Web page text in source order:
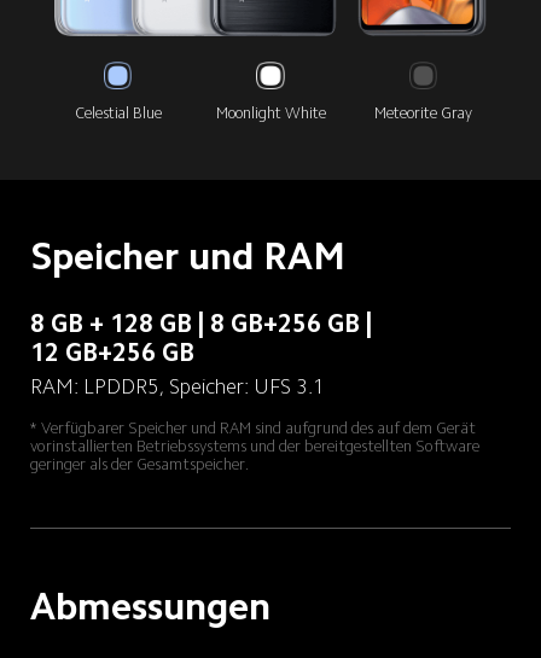
Celestial Blue Moonlight White Meteorite Gray
Speicher und RAM
8 GB + 128 GB | 8 GB+256 GB |
12 GB+256 GB
RAM: LPDDR5, Speicher: UFS 3.1
* Verfügbarer Speicher und RAM sind aufgrund des auf dem Gerät
vorinstallierten Betriebssystems und der bereitgestellten Software
geringer als der Gesamtspeicher.
Abmessungen